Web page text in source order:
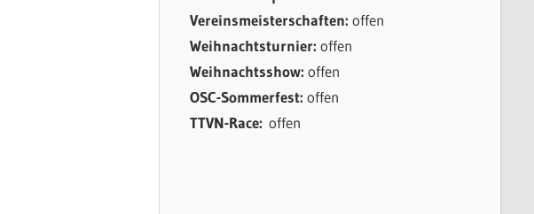
Vereinsmeisterschaften: offen
Weihnachtsturnier: offen
Weihnachtsshow: offen
OSC-Sommerfest: offen
TTVN-Race: offen